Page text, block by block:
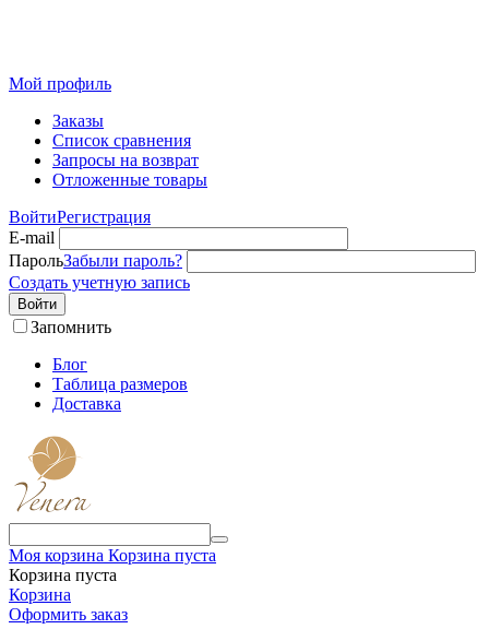
Мой профиль
Заказы
Список сравнения
Запросы на возврат
Отложенные товары
ВойтиРегистрация
E-mail
ПарольЗабыли пароль?
Создать учетную запись
Войти
Запомнить
Блог
Таблица размеров
Доставка
Моя корзина Корзина пуста
Корзина пуста
Корзина
Оформить заказ